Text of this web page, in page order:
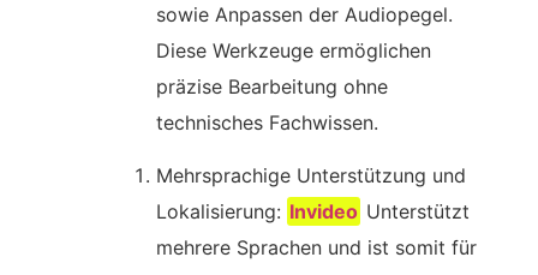
sowie Anpassen der Audiopegel.
Diese Werkzeuge ermöglichen
präzise Bearbeitung ohne
technisches Fachwissen.
Mehrsprachige Unterstützung und
Lokalisierung: Invideo Unterstützt
mehrere Sprachen und ist somit für